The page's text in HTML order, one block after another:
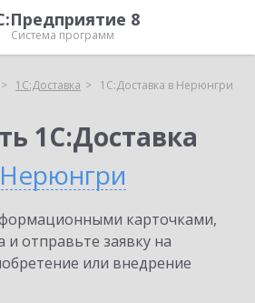
8
Система программ
1С:Доставка 1С:Доставка в Нерюнгри
1С:Доставка
карточками,
отправьте заявку на
или внедрение